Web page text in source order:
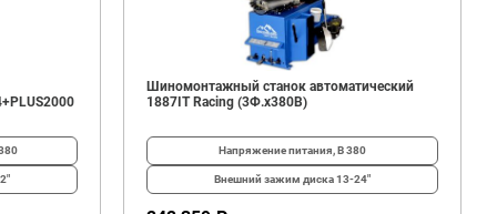
Шиномонтажный станок автоматический
1887IT Racing (3Ф.х380В)
Напряжение питания, В380
Внешний зажим диска13-24"